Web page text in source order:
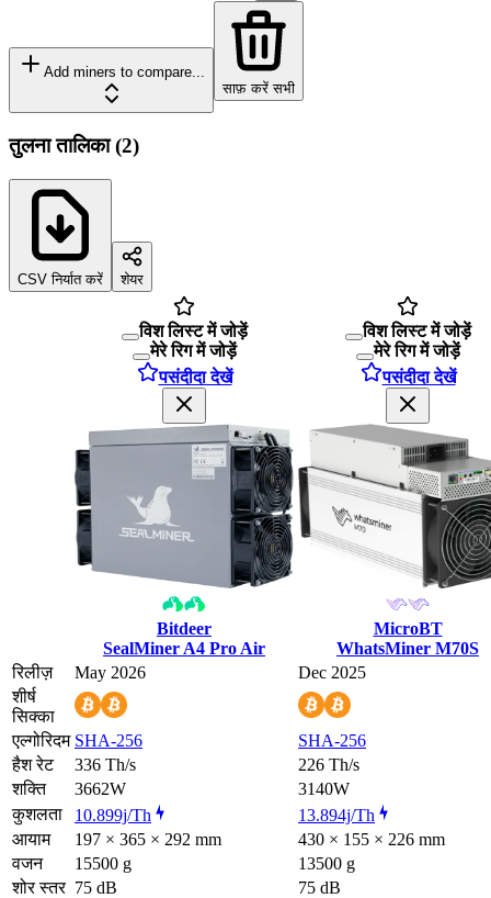
Add miners to compare...
साफ़ करें सभी
तुलना तालिका(2)
CSV निर्यात करें शेयर
विश लिस्ट में जोड़ें
मेरे रिग में जोड़ें
पसंदीदा देखें
Bitdeer
SealMiner A4 Pro Air
विश लिस्ट में जोड़ें
मेरे रिग में जोड़ें
पसंदीदा देखें
MicroBT
WhatsMiner M70S
रिलीज़
May 2026
Dec 2025
शीर्ष
सिक्का
एल्गोरिदम SHA-256
SHA-256
हैश रेट
336 Th/s
226 Th/s
शक्ति
3662W
3140W
कुशलता
10.899j/Th
13.894j/Th
आयाम
197 × 365 × 292 mm
430 × 155 × 226 mm
वजन
15500 g
13500 g
शोर स्तर 75 dB
75 dB